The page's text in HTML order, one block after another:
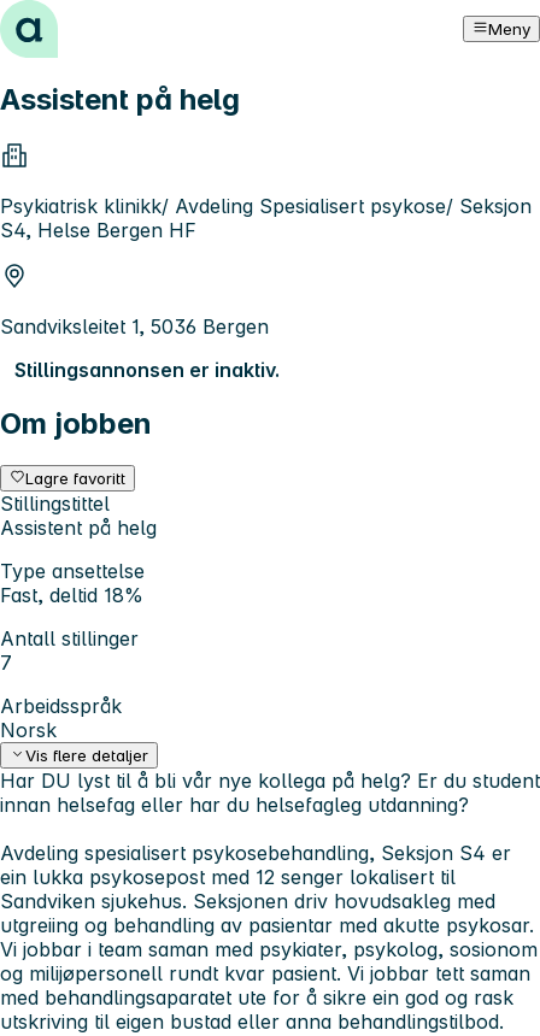
Hopp til innhold Meny
Assistent på helg
Psykiatrisk klinikk/ Avdeling Spesialisert psykose/ Seksjon
S4, Helse Bergen HF
Sandviksleitet 1, 5036 Bergen
Stillingsannonsen er inaktiv.
Om jobben
Lagre favoritt
Stillingstittel
Assistent på helg
Type ansettelse
Fast, deltid 18%
Antall stillinger
7
Arbeidsspråk
Norsk
Vis flere detaljer
Har DU lyst til å bli vår nye kollega på helg? Er du student
innan helsefag eller har du helsefagleg utdanning?
Avdeling spesialisert psykosebehandling, Seksjon S4 er
ein lukka psykosepost med 12 senger lokalisert til
Sandviken sjukehus. Seksjonen driv hovudsakleg med
utgreiing og behandling av pasientar med akutte psykosar.
Vi jobbar i team saman med psykiater, psykolog, sosionom
og milijøpersonell rundt kvar pasient. Vi jobbar tett saman
med behandlingsaparatet ute for å sikre ein god og rask
utskriving til eigen bustad eller anna behandlingstilbod.